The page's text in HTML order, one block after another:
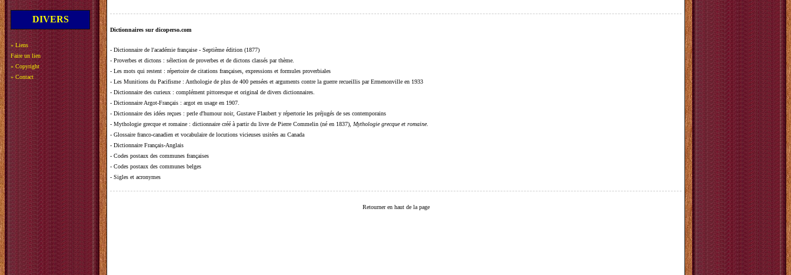
DIVERS
» Liens
Faire un lien
» Copyright
» Contact
Dictionnaires sur dicoperso.com
- Dictionnaire de l'académie française - Septième édition (1877)
- Proverbes et dictons : sélection de proverbes et de dictons classés par thème.
- Les mots qui restent : répertoire de citations françaises, expressions et formules proverbiales
- Les Munitions du Pacifisme : Anthologie de plus de 400 pensées et arguments contre la guerre recueillis par Ermenonville en 1933
- Dictionnaire des curieux : complément pittoresque et original de divers dictionnaires.
- Dictionnaire Argot-Français : argot en usage en 1907.
- Dictionnaire des idées reçues : perle d'humour noir, Gustave Flaubert y répertorie les préjugés de ses contemporains
- Mythologie grecque et romaine : dictionnaire créé à partir du livre de Pierre Commelin (né en 1837), Mythologie grecque et romaine.
- Glossaire franco-canadien et vocabulaire de locutions vicieuses usitées au Canada
- Dictionnaire Français-Anglais
- Codes postaux des communes françaises
- Codes postaux des communes belges
- Sigles et acronymes
Retourner en haut de la page